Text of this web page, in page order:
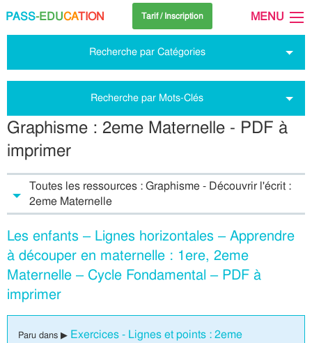
PASS-EDUCATION Tarif / Inscription MENU
Recherche par Catégories
Recherche par Mots-Clés
Graphisme : 2eme Maternelle - PDF à
imprimer
Toutes les ressources : Graphisme - Découvrir l'écrit :
2eme Maternelle
Les enfants – Lignes horizontales – Apprendre
à découper en maternelle : 1ere, 2eme
Maternelle – Cycle Fondamental – PDF à
imprimer
Paru dans ▶ Exercices - Lignes et points : 2eme